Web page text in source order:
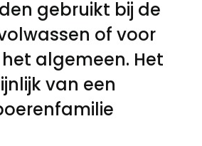
gebruikt bij de
of voor
algemeen. Het
van een